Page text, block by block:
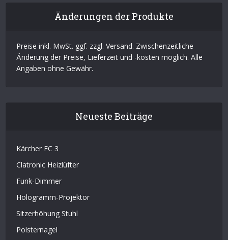
Änderungen der Produkte
Preise inkl. MwSt. ggf. zzgl. Versand. Zwischenzeitliche
Änderung der Preise, Lieferzeit und -kosten möglich. Alle
Angaben ohne Gewähr.
Neueste Beiträge
Kärcher FC 3
Clatronic Heizlüfter
Funk-Dimmer
Hologramm-Projektor
Sitzerhöhung Stuhl
Polsternagel